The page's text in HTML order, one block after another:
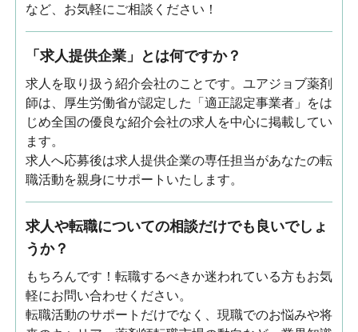
など、お気軽にご相談ください！
「求人提供企業」とは何ですか？
求人を取り扱う紹介会社のことです。ユアジョブ薬剤
師は、厚生労働省が認定した「適正認定事業者」をは
じめ全国の優良な紹介会社の求人を中心に掲載してい
ます。
求人へ応募後は求人提供企業の専任担当があなたの転
職活動を親身にサポートいたします。
求人や転職についての相談だけでも良いでしょ
うか？
もちろんです！転職するべきか迷われている方もお気
軽にお問い合わせください。
転職活動のサポートだけでなく、現職でのお悩みや将